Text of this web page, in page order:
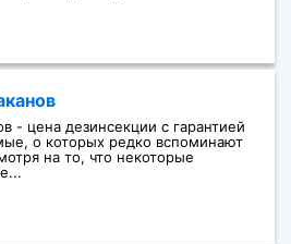
- цена дезинсекции с гарантией
о которых редко вспоминают
на то, что некоторые